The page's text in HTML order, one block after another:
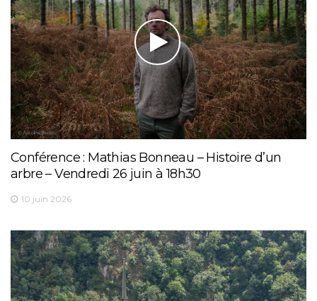
Conférence : Mathias Bonneau – Histoire d’un
arbre – Vendredi 26 juin à 18h30
10 juin 2026